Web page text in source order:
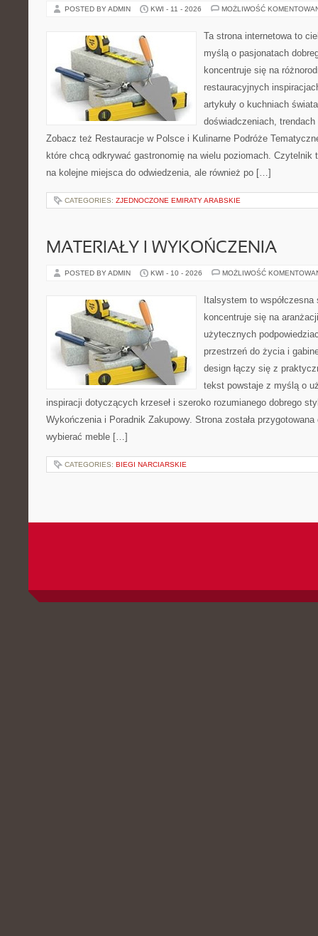
POSTED BY ADMIN KWI - 11 - 2026 MOŻLIWOŚĆ
Ta strona internetowa to
myślą o pasjonatach
koncentruje się na
restauracyjnych
artykuły o kuchniach
doświadczeniach,
Zobacz też Restauracje w Polsce i Kulinarne Podróże
które chcą odkrywać gastronomię na wielu poziomach. Czytelnik
na kolejne miejsca do odwiedzenia, ale również po […]
CATEGORIES: ZJEDNOCZONE EMIRATY ARABSKIE
MATERIAŁY I WYKOŃCZENIA
POSTED BY ADMIN KWI - 10 - 2026 MOŻLIWOŚĆ
Italsystem to
koncentruje się na
użytecznych
przestrzeń do życia i
design łączy się z
tekst powstaje z myślą o
inspiracji dotyczących krzeseł i szeroko rozumianego dobrego
Wykończenia i Poradnik Zakupowy. Strona została
wybierać meble […]
CATEGORIES: BIEGI NARCIARSKIE